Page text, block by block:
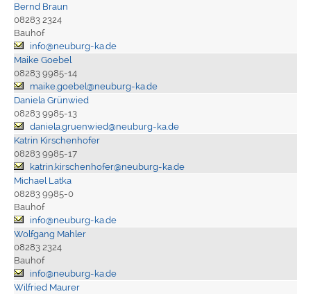
Bernd Braun
08283 2324
Bauhof
info@neuburg-ka.de
Maike Goebel
08283 9985-14
maike.goebel@neuburg-ka.de
Daniela Grünwied
08283 9985-13
daniela.gruenwied@neuburg-ka.de
Katrin Kirschenhofer
08283 9985-17
katrin.kirschenhofer@neuburg-ka.de
Michael Latka
08283 9985-0
Bauhof
info@neuburg-ka.de
Wolfgang Mahler
08283 2324
Bauhof
info@neuburg-ka.de
Wilfried Maurer